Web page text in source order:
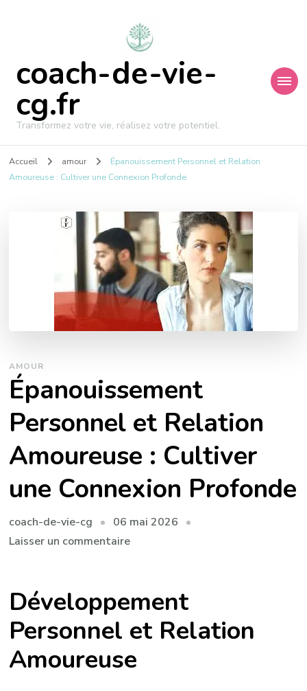
coach-de-vie-
cg.fr
Transformez votre vie, réalisez votre potentiel.
Accueil amour
Épanouissement Personnel et Relation
Amoureuse : Cultiver une Connexion Profonde
AMOUR
Épanouissement
Personnel et Relation
Amoureuse : Cultiver
une Connexion Profonde
coach-de-vie-cg
06 mai 2026
Laisser un commentairesur
et
Relation
Amoureuse
:
Cultiver
Développement
Personnel et Relation
Amoureuse